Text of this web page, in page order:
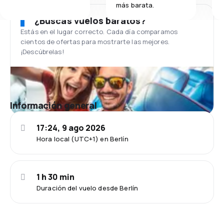
más barata.
¿Buscas vuelos baratos?
Estás en el lugar correcto. Cada día comparamos
cientos de ofertas para mostrarte las mejores.
¡Descúbrelas!
Información general
Hora local (UTC+1) en Berlín
17:24, 9 ago 2026
Duración del vuelo desde Berlín
1 h 30 min